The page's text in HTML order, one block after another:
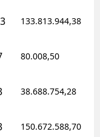
133.813.944,38
80.008,50
38.688.754,28
150.672.588,70